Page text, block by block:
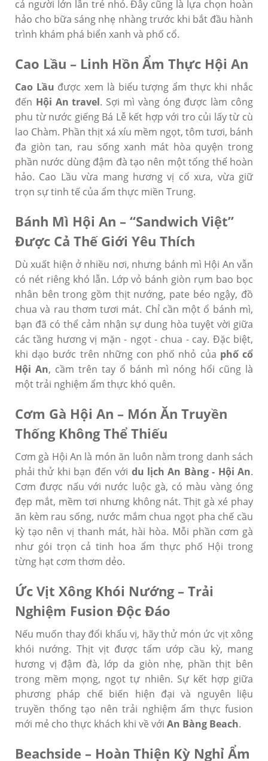
cả người lớn lẫn trẻ nhỏ. Đây cũng là lựa chọn hoàn
hảo cho bữa sáng nhẹ nhàng trước khi bắt đầu hành
trình khám phá biển xanh và phố cổ.
Cao Lầu – Linh Hồn Ẩm Thực Hội An
Cao Lầu được xem là biểu tượng ẩm thực khi nhắc
đến Hội An travel. Sợi mì vàng óng được làm công
phu từ nước giếng Bá Lễ kết hợp với tro củi lấy từ cù
lao Chàm. Phần thịt xá xíu mềm ngọt, tôm tươi, bánh
đa giòn tan, rau sống xanh mát hòa quyện trong
phần nước dùng đậm đà tạo nên một tổng thể hoàn
hảo. Cao Lầu vừa mang hương vị cổ xưa, vừa giữ
trọn sự tinh tế của ẩm thực miền Trung.
Bánh Mì Hội An – “Sandwich Việt”
Được Cả Thế Giới Yêu Thích
Dù xuất hiện ở nhiều nơi, nhưng bánh mì Hội An vẫn
có nét riêng khó lẫn. Lớp vỏ bánh giòn rụm bao bọc
nhân bên trong gồm thịt nướng, pate béo ngậy, đồ
chua và rau thơm tươi mát. Chỉ cần một ổ bánh mì,
bạn đã có thể cảm nhận sự dung hòa tuyệt vời giữa
các tầng hương vị mặn - ngọt - chua - cay. Đặc biệt,
khi dạo bước trên những con phố nhỏ của phố cổ
Hội An, cầm trên tay ổ bánh mì nóng hổi cũng là
một trải nghiệm ẩm thực khó quên.
Cơm Gà Hội An – Món Ăn Truyền
Thống Không Thể Thiếu
Cơm gà Hội An là món ăn luôn nằm trong danh sách
phải thử khi bạn đến với du lịch An Bàng - Hội An.
Cơm được nấu với nước luộc gà, có màu vàng óng
đẹp mắt, mềm tơi nhưng không nát. Thịt gà xé phay
ăn kèm rau sống, nước mắm chua ngọt pha chế cầu
kỳ tạo nên vị thanh mát, hài hòa. Mỗi phần cơm gà
như gói trọn cả tinh hoa ẩm thực phố Hội trong
từng hạt cơm thơm dẻo.
Ức Vịt Xông Khói Nướng – Trải
Nghiệm Fusion Độc Đáo
Nếu muốn thay đổi khẩu vị, hãy thử món ức vịt xông
khói nướng. Thịt vịt được tẩm ướp cầu kỳ, mang
hương vị đậm đà, lớp da giòn nhẹ, phần thịt bên
trong mềm mọng, ngọt tự nhiên. Sự kết hợp giữa
phương pháp chế biến hiện đại và nguyên liệu
truyền thống tạo nên trải nghiệm ẩm thực fusion
mới mẻ cho thực khách khi về với An Bàng Beach.
Beachside – Hoàn Thiện Kỳ Nghỉ Ẩm